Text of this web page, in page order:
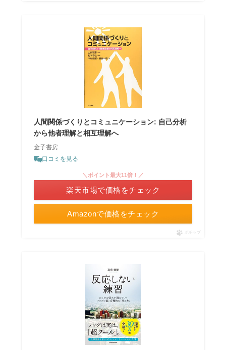
人間関係づくりとコミュニケーション: 自己分析
から他者理解と相互理解へ
金子書房
口コミを見る
Amazonで価格をチェック
＼ポイント最大11倍！／
楽天市場で価格をチェック
ポチップ